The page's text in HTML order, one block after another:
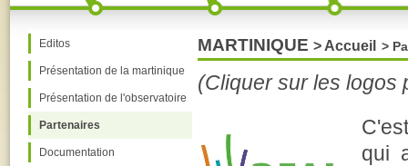
Editos
Présentation de la martinique
Présentation de l'observatoire
Partenaires
Documentation
MARTINIQUE > Accueil >
(Cliquer sur les logos
qui